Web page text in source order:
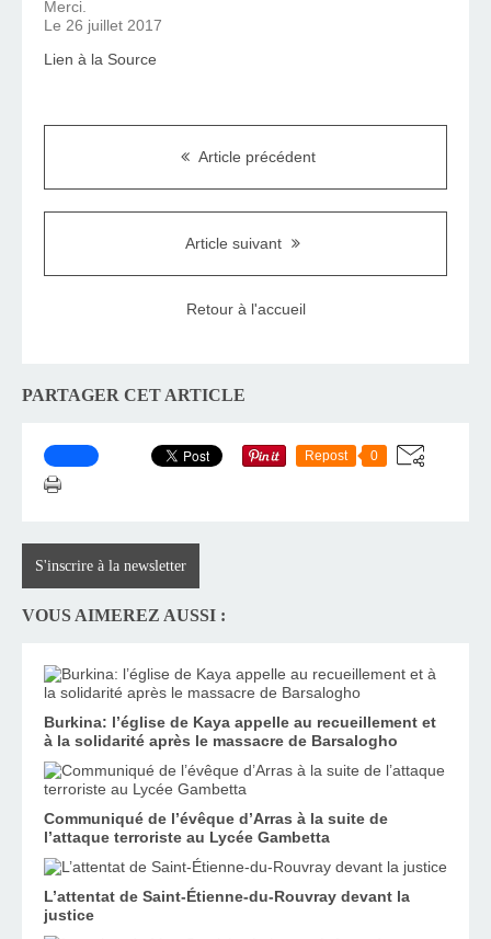
Merci.
Le 26 juillet 2017
Lien à la Source
Article précédent
Article suivant
Retour à l'accueil
PARTAGER CET ARTICLE
Repost 0
S'inscrire à la newsletter
VOUS AIMEREZ AUSSI :
Burkina: l’église de Kaya appelle au recueillement et
à la solidarité après le massacre de Barsalogho
Communiqué de l’évêque d’Arras à la suite de
l’attaque terroriste au Lycée Gambetta
L’attentat de Saint-Étienne-du-Rouvray devant la
justice